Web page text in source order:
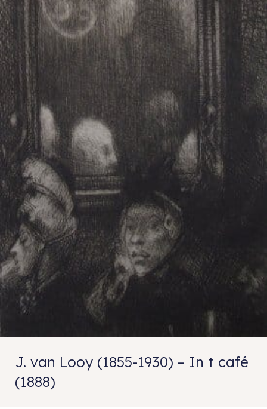
J. van Looy (1855-1930) – In t café
(1888)